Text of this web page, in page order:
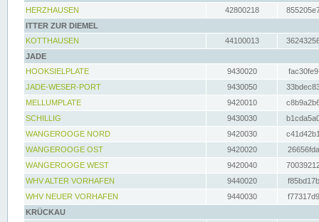
HERZHAUSEN
42800218
ITTER ZUR DIEMEL
KOTTHAUSEN
44100013
JADE
HOOKSIELPLATE
9430020
JADE-WESER-PORT
9430050
MELLUMPLATE
9420010
SCHILLIG
9430030
WANGEROOGE NORD
9420030
WANGEROOGE OST
9420020
WANGEROOGE WEST
9420040
WHV ALTER VORHAFEN
9440020
WHV NEUER VORHAFEN
9440030
KRÜCKAU